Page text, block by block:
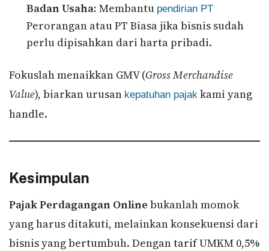
Badan Usaha: Membantu pendirian PT
Perorangan atau PT Biasa jika bisnis sudah
perlu dipisahkan dari harta pribadi.
Fokuslah menaikkan GMV (Gross Merchandise
Value), biarkan urusan kepatuhan pajak kami yang
handle.
Kesimpulan
Pajak Perdagangan Online bukanlah momok
yang harus ditakuti, melainkan konsekuensi dari
bisnis yang bertumbuh. Dengan tarif UMKM 0,5%